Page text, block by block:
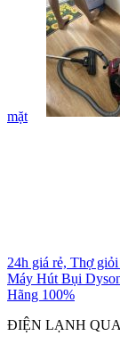
mặt
24h giá rẻ, Thợ
Máy Hút Bụi
Hãng 100%
ĐIỆN LẠNH